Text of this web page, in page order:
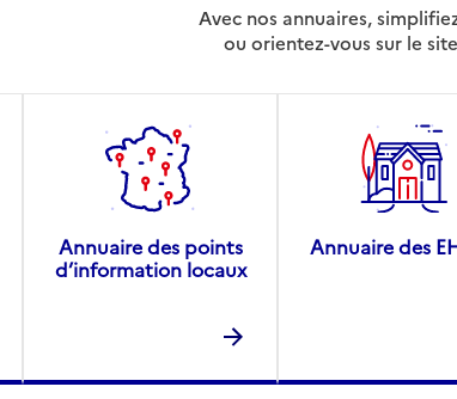
Avec nos annuaires,
ou orientez-vous sur le
Annuaire des points
d’information locaux
Annuaire des